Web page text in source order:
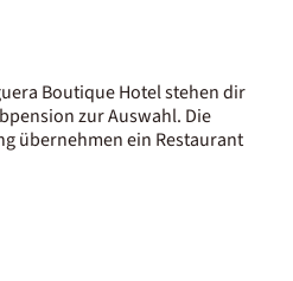
Boutique Hotel stehen dir
zur Auswahl. Die
übernehmen ein Restaurant